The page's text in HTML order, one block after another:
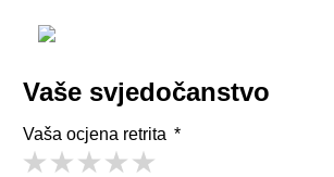
Vaše svjedočanstvo
Vaša ocjena retrita